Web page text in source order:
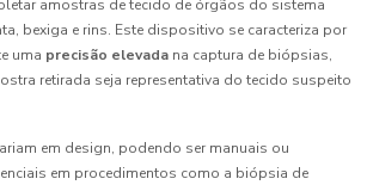
amostras de tecido de órgãos do sistema
bexiga e rins. Este dispositivo se caracteriza por
uma precisão elevada na captura de biópsias,
retirada seja representativa do tecido suspeito
em design, podendo ser manuais ou
em procedimentos como a biópsia de